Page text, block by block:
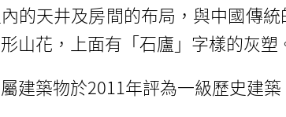
的天井及房間的布局，與中國傳
山花，上面有「石廬」字樣的灰塑
建築物於2011年評為一級歷史建築